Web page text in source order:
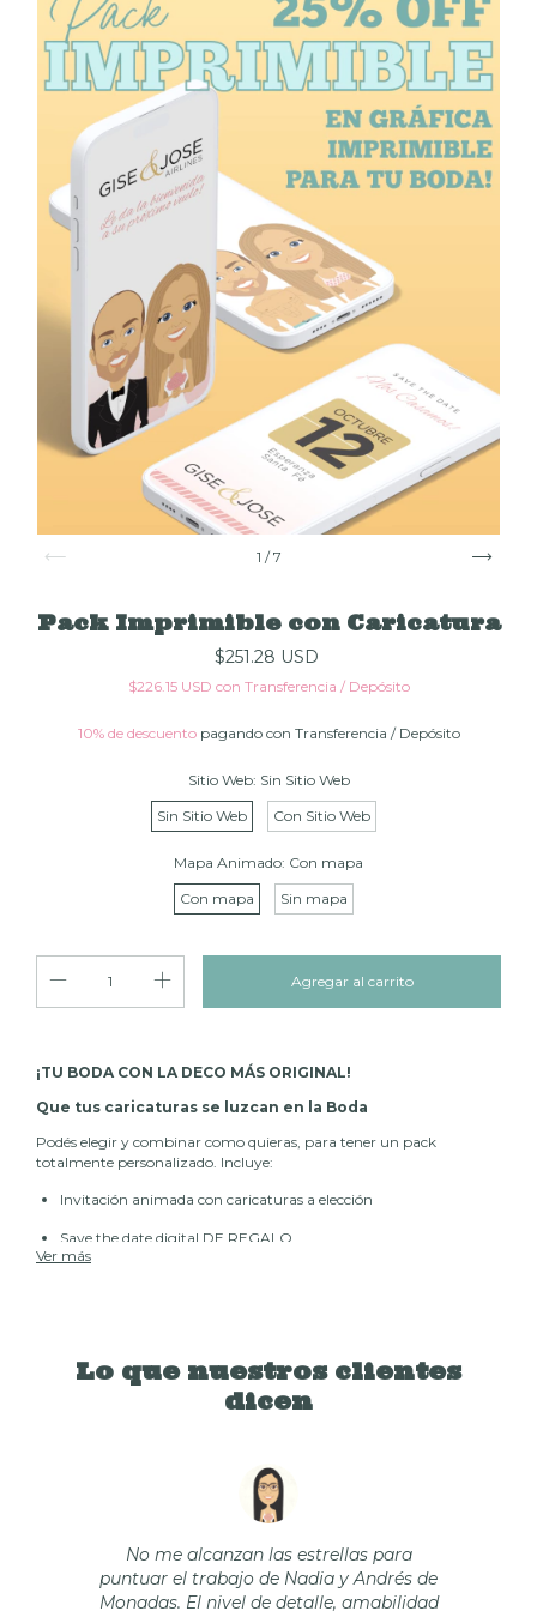
1 /7
Pack Imprimible con Caricatura
$251.28 USD
$226.15 USD con Transferencia / Depósito
10% de descuentopagando con Transferencia / Depósito
Sitio Web: Sin Sitio Web
Sin Sitio Web
Con Sitio Web
Mapa Animado: Con mapa
Con mapa
Sin mapa
¡TU BODA CON LA DECO MÁS ORIGINAL!
Que tus caricaturas se luzcan en la Boda
Podés elegir y combinar como quieras, para tener un pack
totalmente personalizado. Incluye:
Invitación animada con caricaturas a elección
Save the date digital DE REGALO
¡DE REGALO!
* Detalles invitación: Mapa animado, caricaturas de hijos/as o
* La gráfica es imprimible, diseñada para imprimir en hojas
tamaño A3.
Ver más
Lo que nuestros clientes
dicen
No me alcanzan las estrellas para
puntuar el trabajo de Nadia y Andrés de
Monadas. El nivel de detalle, amabilidad